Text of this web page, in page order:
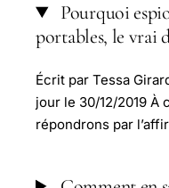
Pourquoi
portables, le vrai
Écrit par Tessa
jour le 30/12/2019
répondrons par